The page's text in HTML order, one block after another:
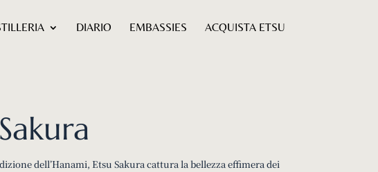
DIARIO EMBASSIES ACQUISTA ETSU
dell’Hanami, Etsu Sakura cattura la bellezza effimera dei